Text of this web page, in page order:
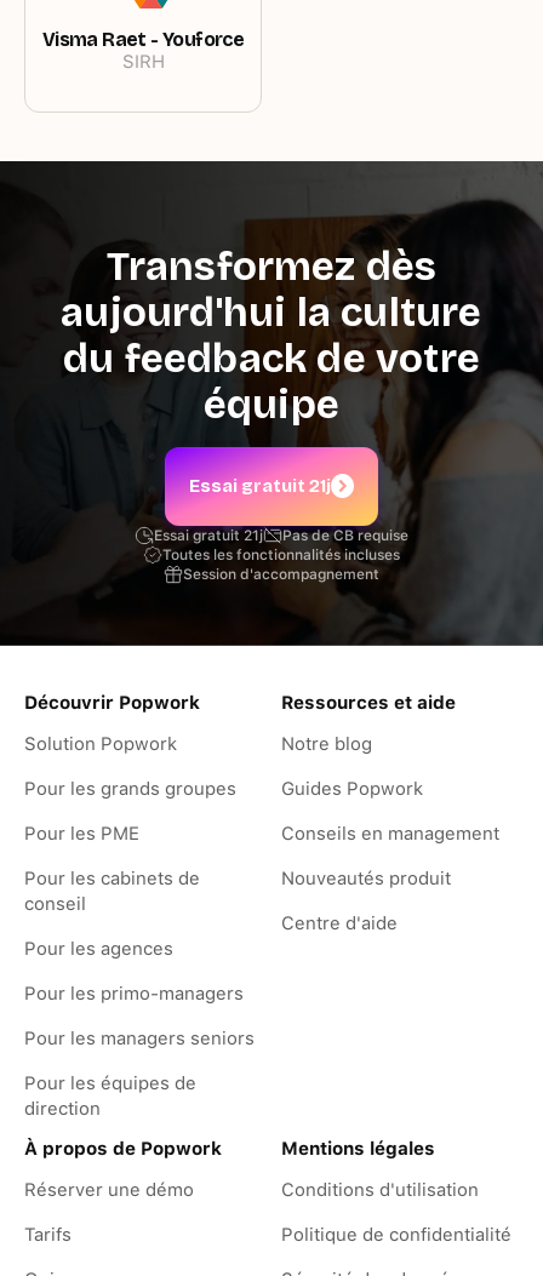
Visma Raet - Youforce
SIRH
Transformez dès
aujourd'hui la culture
du feedback de votre
équipe
Essai gratuit 21j
Essai gratuit 21j
Pas de CB requise
Toutes les fonctionnalités incluses
Session d'accompagnement
Découvrir Popwork
Solution Popwork
Pour les grands groupes
Pour les PME
Pour les cabinets de
conseil
Pour les agences
Pour les primo-managers
Pour les managers seniors
Pour les équipes de
direction
Ressources et aide
Notre blog
Guides Popwork
Conseils en management
Nouveautés produit
Centre d'aide
À propos de Popwork
Réserver une démo
Tarifs
Mentions légales
Conditions d'utilisation
Politique de confidentialité